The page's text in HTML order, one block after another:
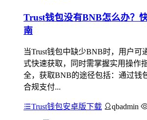
Trust钱包没有BNB怎么办？
南
当Trust钱包中缺少BNB时，用户可
式快速获取，同时需掌握实用操作
全，获取BNB的途径包括：通过钱
合规支付...
Trust钱包安卓版下载 qbadmin